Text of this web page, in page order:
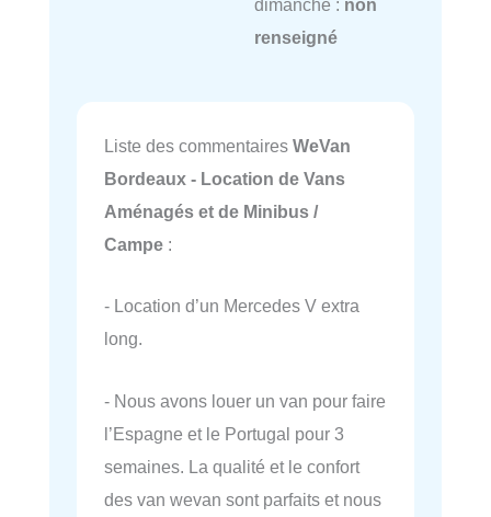
dimanche : non
renseigné
Liste des commentaires WeVan
Bordeaux - Location de Vans
Aménagés et de Minibus /
Campe :
- Location d’un Mercedes V extra
long.
- Nous avons louer un van pour faire
l’Espagne et le Portugal pour 3
semaines. La qualité et le confort
des van wevan sont parfaits et nous